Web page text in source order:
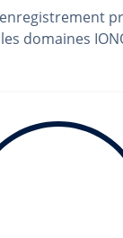
domaines